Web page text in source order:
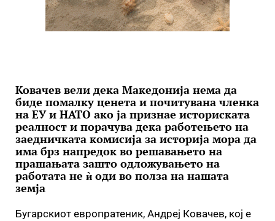
Ковачев вели дека Македонија нема да
биде помалку ценета и почитувана членка
на ЕУ и НАТО ако ја признае историската
реалност и порачува дека работењето на
заедничката комисија за историја мора да
има брз напредок во решавањето на
прашањата зашто одложувањето на
работата не ѝ оди во полза на нашата
земја
Бугарскиот европратеник, Андреј Ковачев, кој е